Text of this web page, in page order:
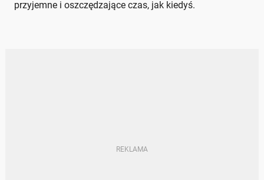
przyjemne i oszczędzające czas, jak kiedyś.